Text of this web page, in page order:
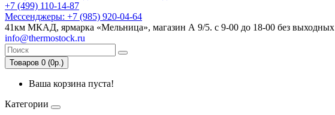
+7 (499) 110-14-87
Мессенджеры: +7 (985) 920-04-64
41км МКАД, ярмарка «Мельница», магазин А 9/5. с 9-00 до 18-00 без выходных
info@thermostock.ru
Товаров 0 (0р.)
Ваша корзина пуста!
Категории